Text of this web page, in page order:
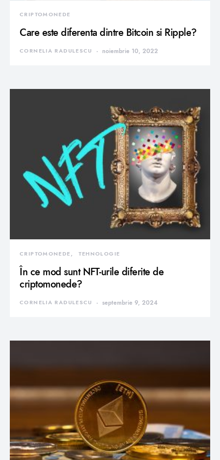
CRIPTOMONEDE
Care este diferenta dintre Bitcoin si Ripple?
CORNELIA RADULESCU noiembrie 10, 2022
CRIPTOMONEDE TEHNOLOGIE
În ce mod sunt NFT-urile diferite de
criptomonede?
CORNELIA RADULESCU septembrie 9, 2024